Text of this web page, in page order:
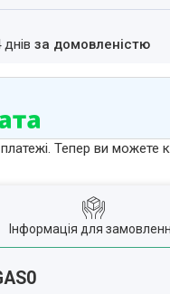
днівза домовленістю
платежі. Тепер ви
Інформація для